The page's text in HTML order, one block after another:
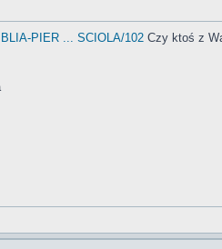
PIER ... SCIOLA/102 Czy ktoś z